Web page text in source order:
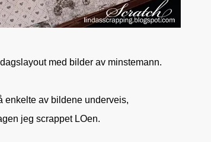
med bilder av minstemann.
enkelte av bildene underveis,
jeg scrappet LOen.